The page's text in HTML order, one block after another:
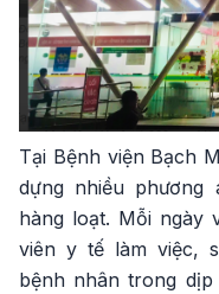
Tại Bệnh viện Bạch
dựng nhiều
hàng loạt. Mỗi ngày
viên y tế làm việc,
bệnh nhân trong